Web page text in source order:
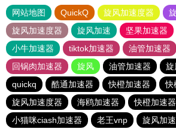
网站地图 QuickQ 旋风加速度器
旋风加速度器
旋风加速 坚果加速器
小牛加速器
tiktok加速器 油管加速器
回锅肉加速器
旋风 油管加速器
旋
quickq
酷通加速器 快橙加速器
快
旋风加速度器
海鸥加速器
快橙加速器
小猫咪ciash加速器
老王vnp 旋风加